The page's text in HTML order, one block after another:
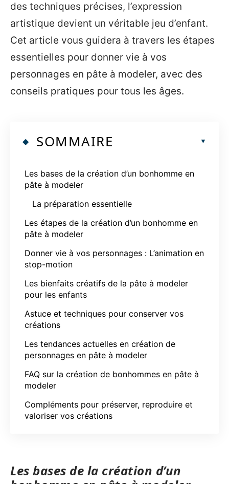
des techniques précises, l’expression
artistique devient un véritable jeu d’enfant.
Cet article vous guidera à travers les étapes
essentielles pour donner vie à vos
personnages en pâte à modeler, avec des
conseils pratiques pour tous les âges.
SOMMAIRE
Les bases de la création d’un bonhomme en
pâte à modeler
La préparation essentielle
Les étapes de la création d’un bonhomme en
pâte à modeler
Donner vie à vos personnages : L’animation en
stop-motion
Les bienfaits créatifs de la pâte à modeler
pour les enfants
Astuce et techniques pour conserver vos
créations
Les tendances actuelles en création de
personnages en pâte à modeler
FAQ sur la création de bonhommes en pâte à
modeler
Compléments pour préserver, reproduire et
valoriser vos créations
Les bases de la création d’un